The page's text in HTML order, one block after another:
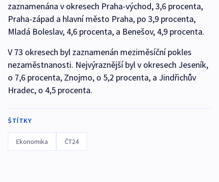
zaznamenána v okresech Praha-východ, 3,6 procenta,
Praha-západ a hlavní město Praha, po 3,9 procenta,
Mladá Boleslav, 4,6 procenta, a Benešov, 4,9 procenta.
V 73 okresech byl zaznamenán meziměsíční pokles
nezaměstnanosti. Nejvýraznější byl v okresech Jeseník,
o 7,6 procenta, Znojmo, o 5,2 procenta, a Jindřichův
Hradec, o 4,5 procenta.
ŠTÍTKY
Ekonomika ČT24